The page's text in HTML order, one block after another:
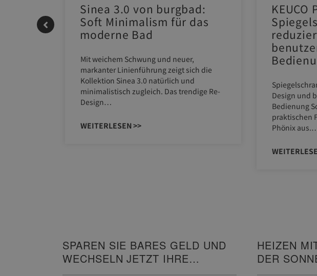
Sinea 3.0 von burgbad:
Soft Minimalism für das
moderne Bad
Mit weichem Schwung und neuer,
markanter Linienführung zeigt sich die
Kollektion Sinea 3.0 natürlich und
minimalistisch zugleich. Das trendige Re-
Design…
WEITERLESEN >>
KEUCO
Design und
Bedienung
praktischen
Phönix
SPAREN SIE BARES GELD UND
WECHSELN JETZT IHRE
HEIZEN
DER